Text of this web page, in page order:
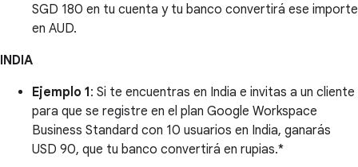
SGD 180 en tu cuenta y tu banco convertirá ese importe
en AUD.
INDIA
Ejemplo 1: Si te encuentras en India e invitas a un cliente
para que se registre en el plan Google Workspace
Business Standard con 10 usuarios en India, ganarás
USD 90, que tu banco convertirá en rupias.*